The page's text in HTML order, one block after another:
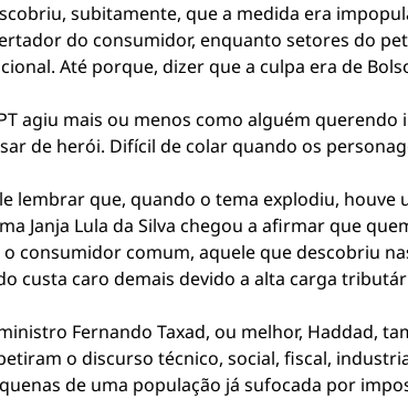
subitamente, que a medida era
do consumidor, enquanto setores do
Até porque, dizer que a culpa era de
agiu mais ou menos como alguém
de herói. Difícil de colar quando os
lembrar que, quando o tema explodiu,
Janja Lula da Silva chegou a afirmar que
consumidor comum, aquele que descobriu
custa caro demais devido a alta carga
Fernando Taxad, ou melhor, Haddad,
o discurso técnico, social, fiscal,
de uma população já sufocada por